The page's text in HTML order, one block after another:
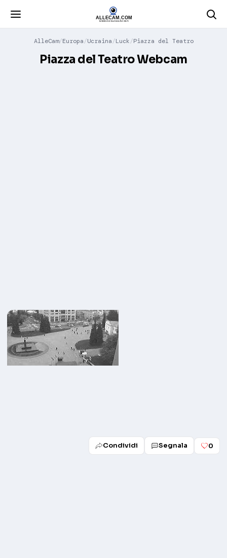
AlleCam Europa Ucraina Luck Piazza del Teatro
Piazza del Teatro Webcam
Condividi Segnala 0